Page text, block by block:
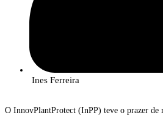
Ines Ferreira
O InnovPlantProtect (InPP) teve o prazer de